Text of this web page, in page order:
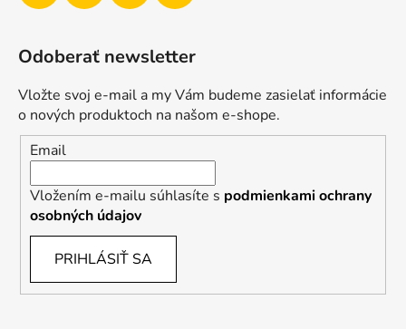
Odoberať newsletter
Vložte svoj e-mail a my Vám budeme zasielať informácie
o nových produktoch na našom e-shope.
Email
Vložením e-mailu súhlasíte s podmienkami ochrany
osobných údajov
PRIHLÁSIŤ SA